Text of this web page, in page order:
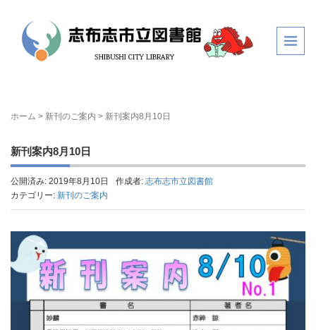
ホーム > 新刊のご案内 > 新刊案内8月10日
新刊案内8月10日
公開済み: 2019年8月10日 作成者: 志布志市立図書館
カテゴリー: 新刊のご案内